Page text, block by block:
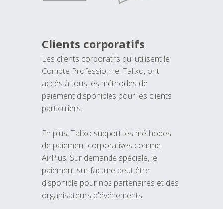
Clients corporatifs
Les clients corporatifs qui utilisent le
Compte Professionnel Talixo, ont
accès à tous les méthodes de
paiement disponibles pour les clients
particuliers.
En plus, Talixo support les méthodes
de paiement corporatives comme
AirPlus. Sur demande spéciale, le
paiement sur facture peut être
disponible pour nos partenaires et des
organisateurs d'événements.